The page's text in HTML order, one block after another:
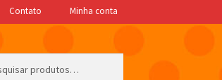
Contato Minha conta